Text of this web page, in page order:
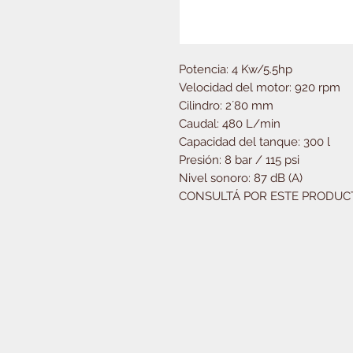
Potencia: 4 Kw/5.5hp
Velocidad del motor: 920 rpm
Cilindro: 2´80 mm
Caudal: 480 L/min
Capacidad del tanque: 300 l
Presión: 8 bar / 115 psi
Nivel sonoro: 87 dB (A)
CONSULTÁ POR ESTE